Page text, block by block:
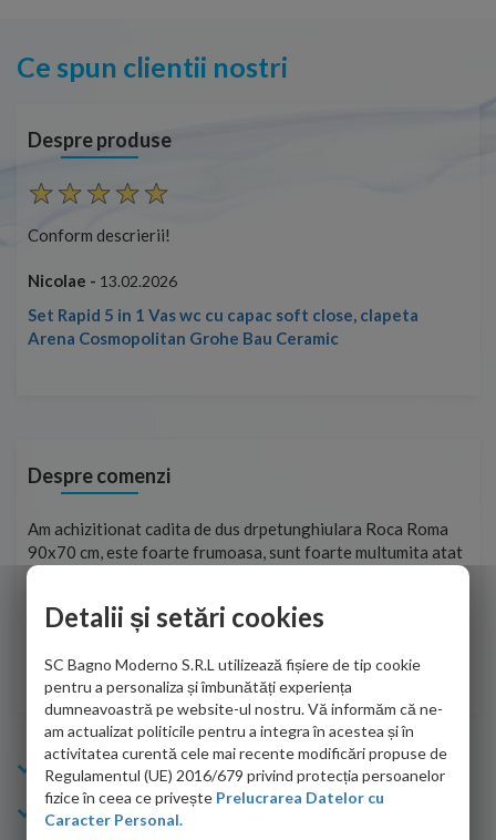
Ce spun clientii nostri
Despre produse
Conform descrierii!
Nicolae - 13.02.2026
Set Rapid 5 in 1 Vas wc cu capac soft close, clapeta
Arena Cosmopolitan Grohe Bau Ceramic
Despre comenzi
Am achizitionat cadita de dus drpetunghiulara Roca Roma
90x70 cm, este foarte frumoasa, sunt foarte multumita atat
de personalul firmei dvs. cu care am colaborat in obtinerea
adus coletul in siguranta.Numai bine, va doresc!
Sofrone Viviana -28.07.2026
Info Bagno
Cumparaturi
Detalii și setări cookies
SC Bagno Moderno S.R.L utilizează fișiere de tip cookie
pentru a personaliza și îmbunătăți experiența
dumneavoastră pe website-ul nostru. Vă informăm că ne-
am actualizat politicile pentru a integra în acestea și în
activitatea curentă cele mai recente modificări propuse de
Regulamentul (UE) 2016/679 privind protecția persoanelor
fizice în ceea ce privește Prelucrarea Datelor cu
Caracter Personal.